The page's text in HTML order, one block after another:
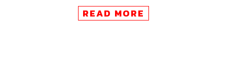
เนื่องจากบริษัทที่ให้ความสำคัญกับเรื่อง ESG จะมีความเสี่ยง
ในระยะยาวที่ต่ำ ทั้งในมิติของความเสี่ยง ศักยภาพในการ
READ MORE